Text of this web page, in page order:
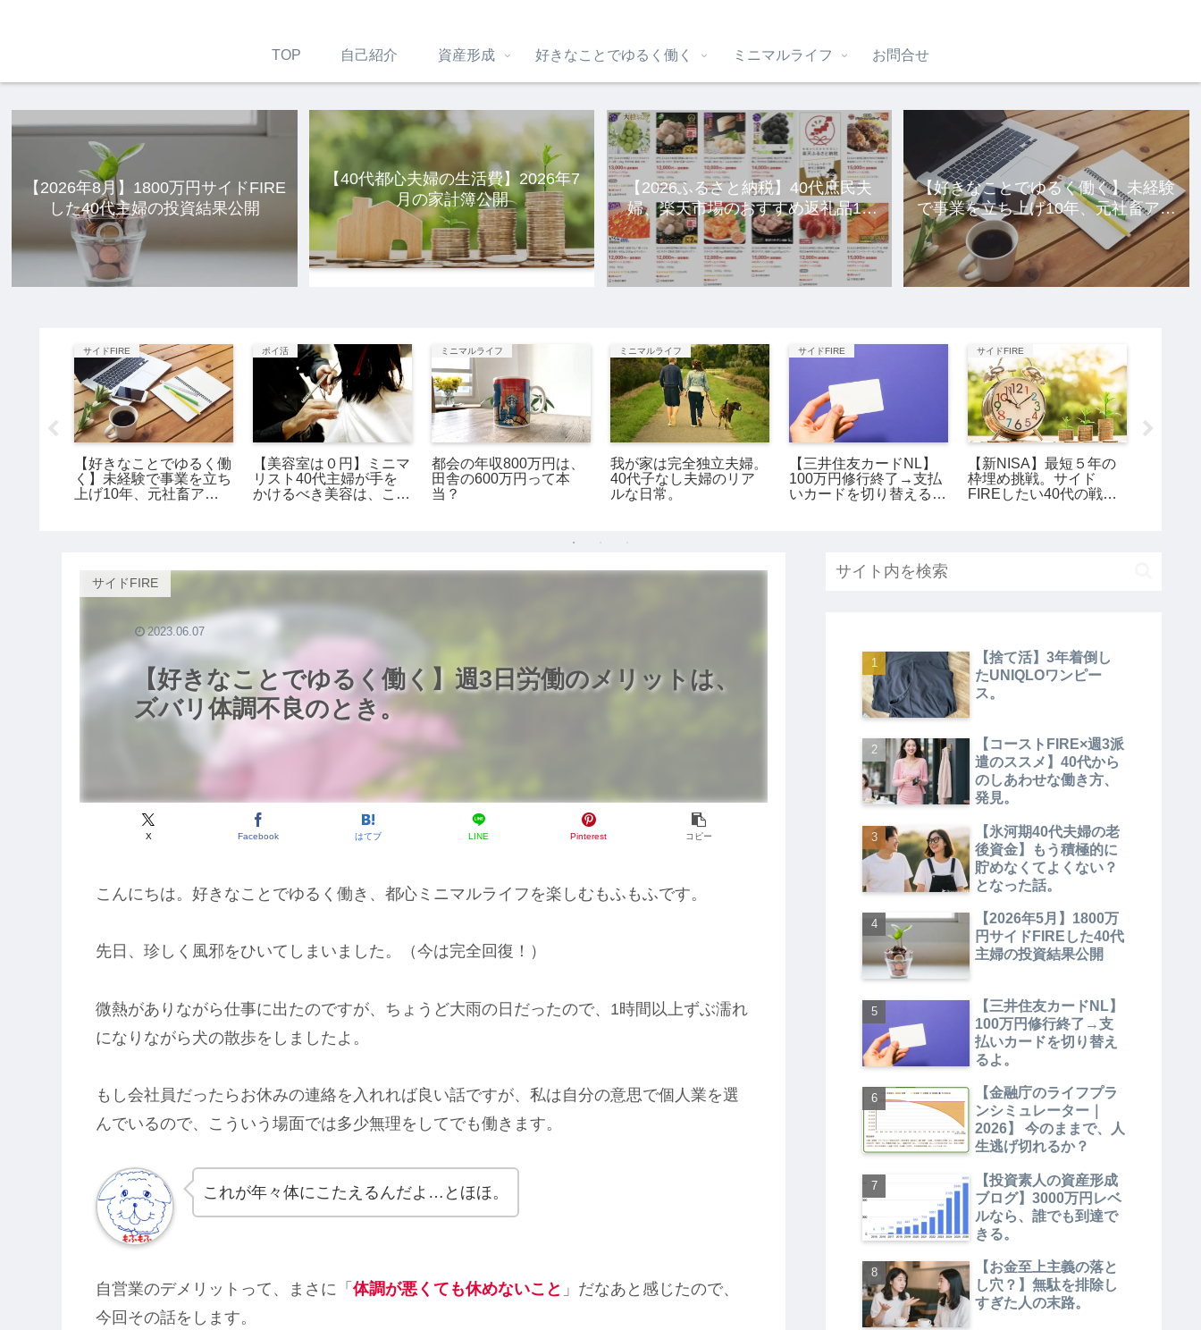
TOP 自己紹介 資産形成 好きなことでゆるく働く ミニマルライフ お問合せ
【2026年8月】1800万円サイドFIRE
した40代主婦の投資結果公開
【40代都心夫婦の生活費】2026年7
月の家計簿公開
【2026ふるさと納税】40代庶民夫
婦、楽天市場のおすすめ返礼品10
選。
【好きなことでゆるく働く】未経験
で事業を立ち上げ10年、元社畜アラ
サー女の話。
サイドFIRE
【好きなことでゆるく働
く】未経験で事業を立ち
上げ10年、元社畜アラ
ポイ活
【美容室は０円】ミニマ
リスト40代主婦が手を
かけるべき美容は、この
ミニマルライフ
都会の年収800万円は、
田舎の600万円って本
当？
ミニマルライフ
我が家は完全独立夫婦。
40代子なし夫婦のリア
ルな日常。
サイドFIRE
【三井住友カードNL】
100万円修行終了→支払
いカードを切り替える
サイドFIRE
【新NISA】最短５年の
枠埋め挑戦。サイド
FIREしたい40代の戦
【好きなことでゆるく働く】週3日労働のメリットは、
ズバリ体調不良のとき。
サイドFIRE
X Facebook はてブ LINE Pinterest コピー
2023.06.07
こんにちは。好きなことでゆるく働き、都心ミニマルライフを楽しむもふもふです。
先日、珍しく風邪をひいてしまいました。（今は完全回復！）
微熱がありながら仕事に出たのですが、ちょうど大雨の日だったので、1時間以上ずぶ濡れ
になりながら犬の散歩をしましたよ。
もし会社員だったらお休みの連絡を入れれば良い話ですが、私は自分の意思で個人業を選
んでいるので、こういう場面では多少無理をしてでも働きます。
これが年々体にこたえるんだよ…とほほ。
自営業のデメリットって、まさに「 体調が悪くても休めないこと 」だなあと感じたので、
今回その話をします。
【捨て活】3年着倒し
たUNIQLOワンピー
ス。
【コーストFIRE×週3派
遣のススメ】40代から
のしあわせな働き方、
発見。
【氷河期40代夫婦の老
後資金】もう積極的に
貯めなくてよくない？
となった話。
【2026年5月】1800万
円サイドFIREした40代
主婦の投資結果公開
【三井住友カードNL】
100万円修行終了→支
払いカードを切り替え
るよ。
【金融庁のライフプラ
ンシミュレーター｜
2026】 今のままで、人
生逃げ切れるか？
【投資素人の資産形成
ブログ】3000万円レベ
ルなら、誰でも到達で
きる。
【お金至上主義の落と
し穴？】無駄を排除し
すぎた人の末路。